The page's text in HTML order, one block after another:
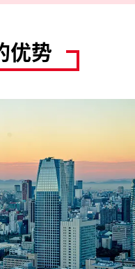
优势